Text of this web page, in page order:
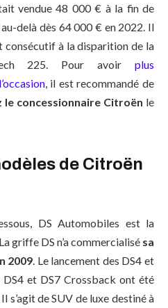
vendue 48 000 € à la fin de
delà dès 64 000 € en 2022. Il
consécutif à la disparition de la
225. Pour avoir plus
, il est recommandé de
le concessionnaire Citroën le
de Citroën
DS Automobiles est la
griffe DS n’a commercialisé sa
2009. Le lancement des DS4 et
DS4 et DS7 Crossback ont été
s’agit de SUV de luxe destiné à